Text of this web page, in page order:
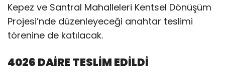
Kepez ve Santral Mahalleleri Kentsel Dönüşüm
Projesi’nde düzenleyeceği anahtar teslimi
törenine de katılacak.
4026 DAİRE TESLİM EDİLDİ